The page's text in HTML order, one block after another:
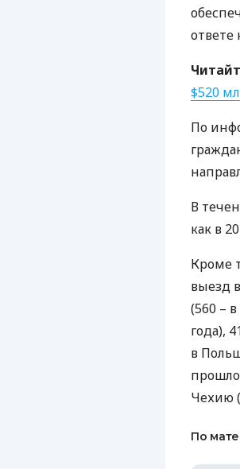
ответе
$520
По
В
как в
Кроме
выезд
(560 –
года),
в
Чехию
По